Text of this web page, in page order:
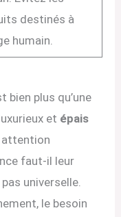
destinés à
humain.
bien plus qu’une
et épais
attention
faut-il leur
universelle.
le besoin